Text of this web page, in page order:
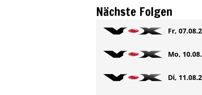
Nächste Folgen
Fr,
Mo,
Di,